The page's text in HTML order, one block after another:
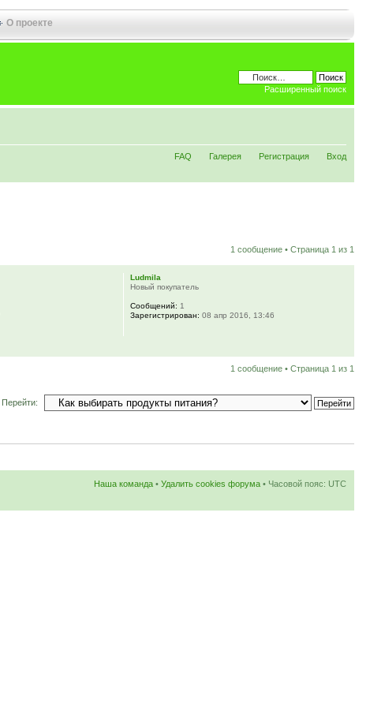
О проекте
Расширенный поиск
FAQ Галерея Регистрация Вход
1 сообщение • Страница 1 из 1
Ludmila
Новый покупатель
Сообщений: 1
Зарегистрирован: 08 апр 2016, 13:46
1 сообщение • Страница 1 из 1
Перейти:
Наша команда • Удалить cookies форума • Часовой пояс: UTC